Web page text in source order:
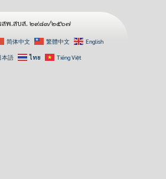
สพ.สบส. ๒๙๘๓/๒๕๖๗
简体中文 繁體中文 English
本語 ไทย Tiếng Việt